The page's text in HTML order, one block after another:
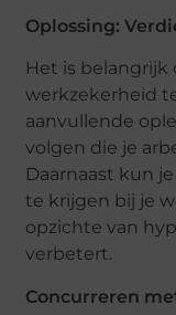
Oplossing:
Het is
werkzekerheid
aanvullende
volgen die je
Daarnaast kun
te krijgen bij je
opzichte van
verbetert.
Concurreren